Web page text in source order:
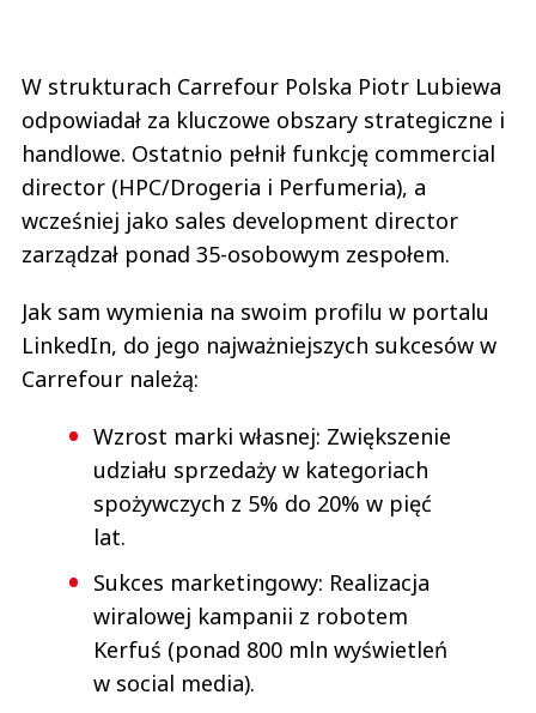
W strukturach Carrefour Polska Piotr Lubiewa
odpowiadał za kluczowe obszary strategiczne i
handlowe. Ostatnio pełnił funkcję commercial
director (HPC/Drogeria i Perfumeria), a
wcześniej jako sales development director
zarządzał ponad 35-osobowym zespołem.
Jak sam wymienia na swoim profilu w portalu
LinkedIn, do jego najważniejszych sukcesów w
Carrefour należą:
Wzrost marki własnej: Zwiększenie
udziału sprzedaży w kategoriach
spożywczych z 5% do 20% w pięć
lat.
Sukces marketingowy: Realizacja
wiralowej kampanii z robotem
Kerfuś (ponad 800 mln wyświetleń
w social media).